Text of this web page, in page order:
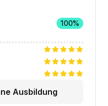
100%
Ausbildung